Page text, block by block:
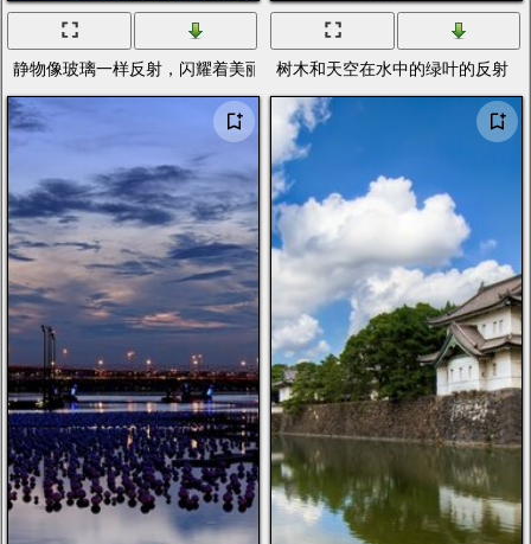
静物像玻璃一样反射，闪耀着美丽的光芒树木和天空在水中的绿叶的反射